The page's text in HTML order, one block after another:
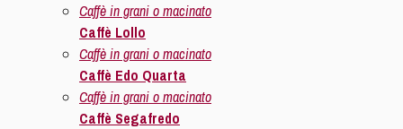
Caffè in grani o macinato
Caffè Lollo
Caffè in grani o macinato
Caffè Edo Quarta
Caffè in grani o macinato
Caffè Segafredo